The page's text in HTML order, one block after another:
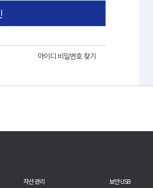
아이디 비밀번호 찾기
자산 관리 보안 USB